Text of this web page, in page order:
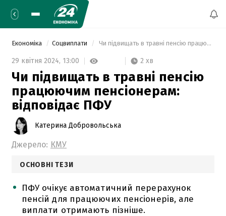
Економіка Соцвиплати Чи підвищать в травні пенсію працюючим пенсіонерам: відповідає ПФУ
29 квітня 2024, 13:00 2 хв
Чи підвищать в травні пенсію
працюючим пенсіонерам:
відповідає ПФУ
Катерина Добровольська
Джерело: КМУ
ОСНОВНІ ТЕЗИ
ПФУ очікує автоматичний перерахунок
пенсій для працюючих пенсіонерів, але
виплати отримають пізніше.